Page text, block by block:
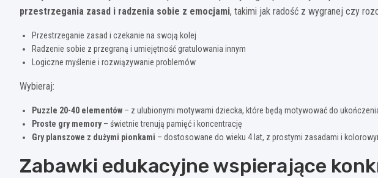
przestrzegania zasad i radzenia sobie z emocjami, takimi jak radość z wygranej czy
Przestrzeganie zasad i czekanie na swoją kolej
Radzenie sobie z przegraną i umiejętność gratulowania innym
Logiczne myślenie i rozwiązywanie problemów
Wybieraj:
Puzzle 20-40 elementów – z ulubionymi motywami dziecka, które będą motywować do
Proste gry memory– świetnie trenują pamięć i koncentrację
Gry planszowe z dużymi pionkami – dostosowane do wieku 4 lat, z prostymi zasadami i
Zabawki edukacyjne wspierające